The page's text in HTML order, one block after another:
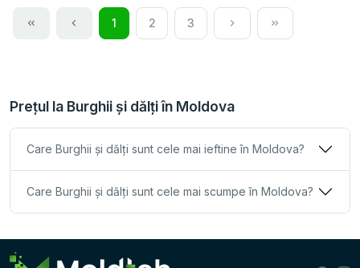
1 2 3
Prețul la Burghii și dălți în Moldova
Care Burghii și dălți sunt cele mai ieftine în Moldova?
Care Burghii și dălți sunt cele mai scumpe în Moldova?